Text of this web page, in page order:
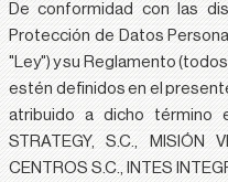
De conformidad con las
Protección de Datos
"Ley") y su Reglamento
estén definidos en el
atribuido a dicho término
STRATEGY, S.C., MISIÓN
CENTROS S.C., INTES